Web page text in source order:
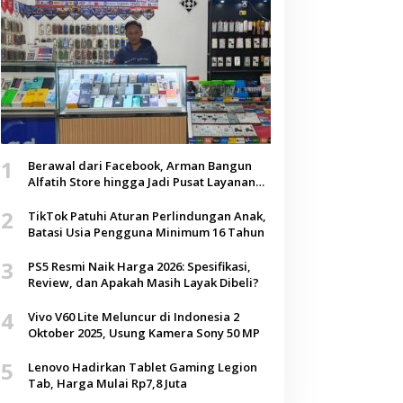
1
Berawal dari Facebook, Arman Bangun
Alfatih Store hingga Jadi Pusat Layanan
2
TikTok Patuhi Aturan Perlindungan Anak,
Batasi Usia Pengguna Minimum 16 Tahun
3
PS5 Resmi Naik Harga 2026: Spesifikasi,
Review, dan Apakah Masih Layak Dibeli?
4
Vivo V60 Lite Meluncur di Indonesia 2
Oktober 2025, Usung Kamera Sony 50 MP
5
Lenovo Hadirkan Tablet Gaming Legion
Tab, Harga Mulai Rp7,8 Juta